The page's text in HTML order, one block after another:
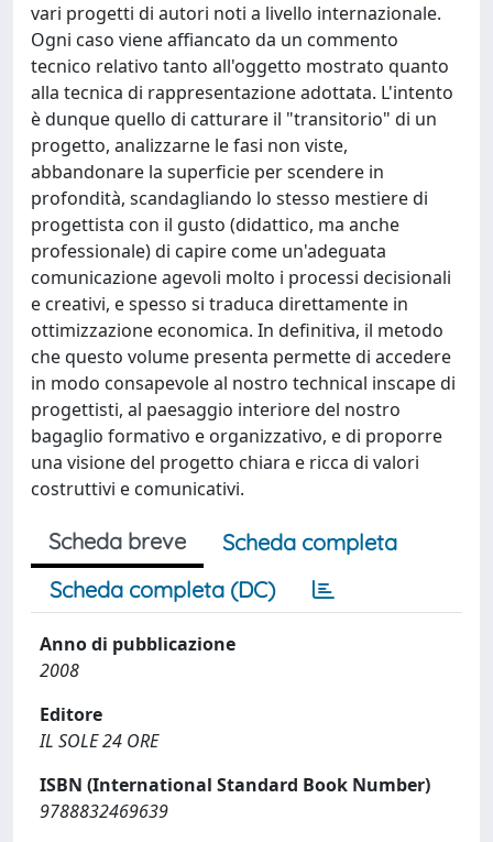
vari progetti di autori noti a livello internazionale.
Ogni caso viene affiancato da un commento
tecnico relativo tanto all'oggetto mostrato quanto
alla tecnica di rappresentazione adottata. L'intento
è dunque quello di catturare il "transitorio" di un
progetto, analizzarne le fasi non viste,
abbandonare la superficie per scendere in
profondità, scandagliando lo stesso mestiere di
progettista con il gusto (didattico, ma anche
professionale) di capire come un'adeguata
comunicazione agevoli molto i processi decisionali
e creativi, e spesso si traduca direttamente in
ottimizzazione economica. In definitiva, il metodo
che questo volume presenta permette di accedere
in modo consapevole al nostro technical inscape di
progettisti, al paesaggio interiore del nostro
bagaglio formativo e organizzativo, e di proporre
una visione del progetto chiara e ricca di valori
costruttivi e comunicativi.
Scheda breve
Scheda completa
Scheda completa (DC)
Anno di pubblicazione
2008
Editore
IL SOLE 24 ORE
ISBN (International Standard Book Number)
9788832469639